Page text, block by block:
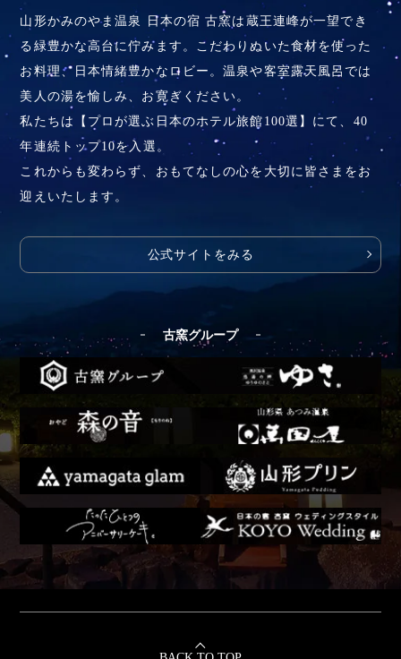
山形かみのやま温泉 日本の宿 古窯は蔵王連峰が一望でき
る緑豊かな高台に佇みます。こだわりぬいた食材を使った
お料理、 日本情緒豊かなロビー。温泉や客室露天風呂では
美人の湯を愉しみ、お寛ぎください。
私たちは【プロが選ぶ日本のホテル旅館100選】にて、40
年連続トップ10を入選。
これからも変わらず、おもてなしの心を大切に皆さまをお
迎えいたします。
公式サイトをみる
古窯グループ